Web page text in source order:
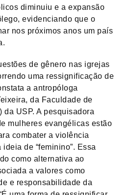
diminuiu e a expansão
evidenciando que o
nos próximos anos um país
de gênero nas igrejas
uma ressignificação de
a antropóloga
da Faculdade de
da USP. A pesquisadora
mulheres evangélicas estão
combater a violência
de “feminino”. Essa
como alternativa ao
a valores como
e responsabilidade da